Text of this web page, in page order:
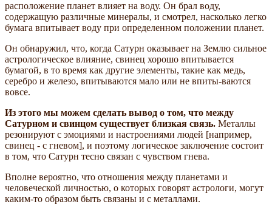
расположение планет влияет на воду. Он брал воду,
содержащую различные минералы, и смотрел, насколько легко
бумага впитывает воду при определенном положении планет.
Он обнаружил, что, когда Сатурн оказывает на Землю сильное
астрологическое влияние, свинец хорошо впитывается
бумагой, в то время как другие элементы, такие как медь,
серебро и железо, впитываются мало или не впиты-ваются
вовсе.
Из этого мы можем сделать вывод о том, что между
Сатурном и свинцом существует близкая связь. Металлы
резонируют с эмоциями и настроениями людей [например,
свинец - с гневом], и поэтому логическое заключение состоит
в том, что Сатурн тесно связан с чувством гнева.
Вполне вероятно, что отношения между планетами и
человеческой личностью, о которых говорят астрологи, могут
каким-то образом быть связаны и с металлами.